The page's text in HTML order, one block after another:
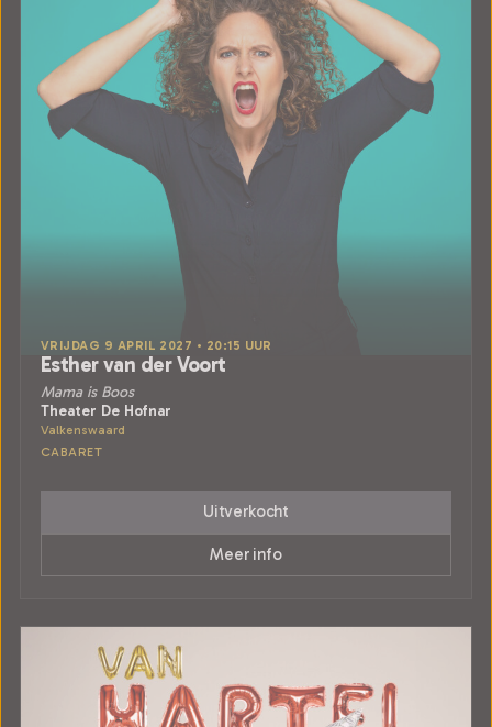
VRIJDAG 9 APRIL 2027 • 20:15 UUR
Esther van der Voort
Mama is Boos
Theater De Hofnar
Valkenswaard
CABARET
Uitverkocht
Meer info